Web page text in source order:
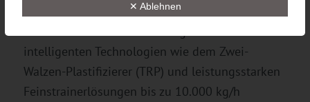
Qualität und Wirtschaftlichkeit stehen an erster
intelligenten Technologien wie dem Zwei-
Walzen-Plastifizierer (TRP) und leistungsstarken
Feinstrainerlösungen bis zu 10.000 kg/h
✕ Ablehnen